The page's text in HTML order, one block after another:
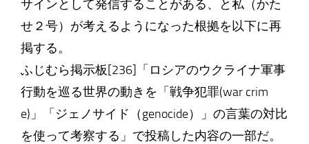
サインとして発信することがある、と私（かた
せ２号）が考えるようになった根拠を以下に再
掲する。
ふじむら掲示板[236]「ロシアのウクライナ軍事
行動を巡る世界の動きを「戦争犯罪(war crim
e)」「ジェノサイド（genocide）」の言葉の対比
を使って考察する」で投稿した内容の一部だ。